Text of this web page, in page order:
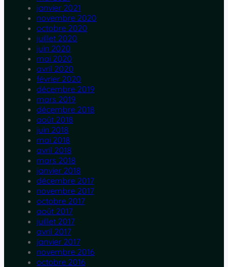
janvier 2021
novembre 2020
octobre 2020
juillet 2020
juin 2020
mai 2020
avril 2020
février 2020
décembre 2019
mars 2019
décembre 2018
août 2018
juin 2018
mai 2018
avril 2018
mars 2018
janvier 2018
décembre 2017
novembre 2017
octobre 2017
août 2017
juillet 2017
avril 2017
janvier 2017
novembre 2016
octobre 2016